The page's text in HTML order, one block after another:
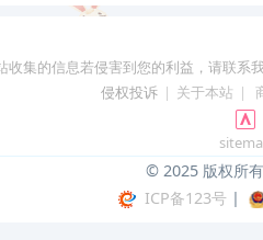
收集的信息若侵害到您的利益，请联系
侵权投诉 | 关于本站 |
© 2025 版权所
ICP备123号 |